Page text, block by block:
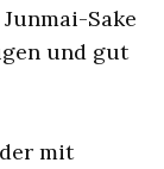
Sake
und gut
mit